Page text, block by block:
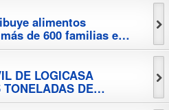
alimentos
de 600 familias en
José
DE LOGICASA
DE
PARROQUIA LA